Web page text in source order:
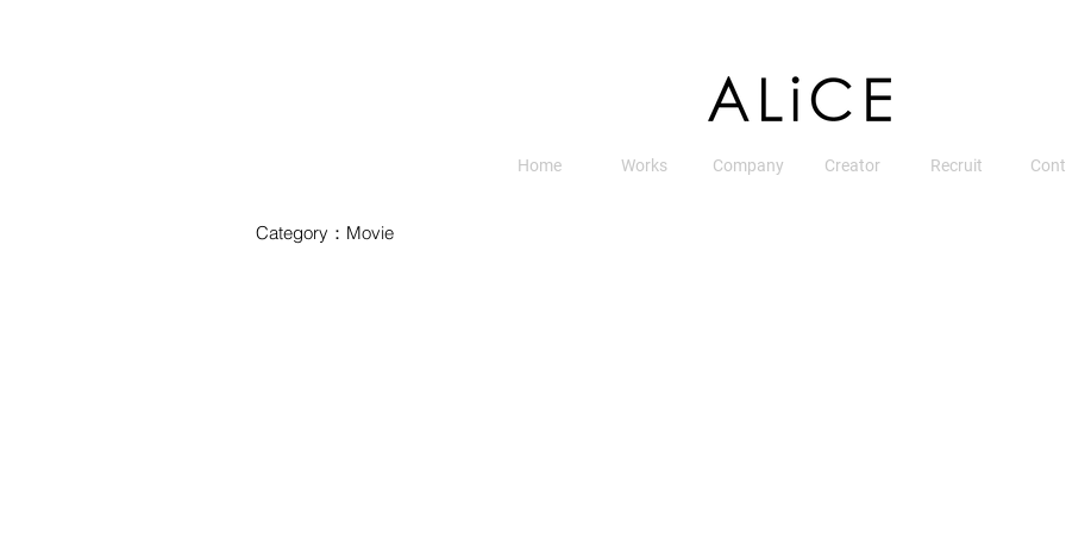
Home Works Company Creator Recruit
Category：Movie